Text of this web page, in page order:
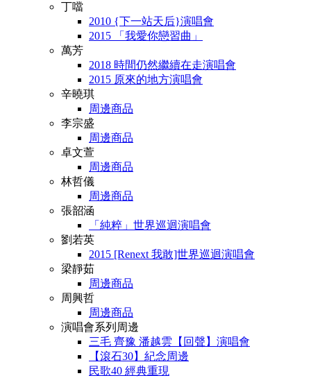
丁噹
2010 {下一站天后}演唱會
2015 「我愛你戀習曲」
萬芳
2018 時間仍然繼續在走演唱會
2015 原來的地方演唱會
辛曉琪
周邊商品
李宗盛
周邊商品
卓文萱
周邊商品
林哲儀
周邊商品
張韶涵
「純粹」世界巡迴演唱會
劉若英
2015 [Renext 我敢]世界巡迴演唱會
梁靜茹
周邊商品
周興哲
周邊商品
演唱會系列周邊
三毛 齊豫 潘越雲【回聲】演唱會
【滾石30】紀念周邊
民歌40 經典重現